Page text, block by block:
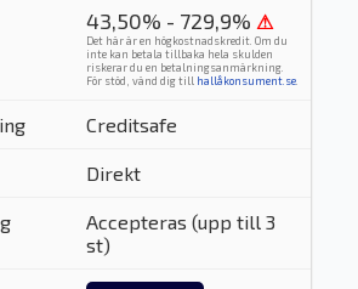
43,50% - 729,9% ⚠
Det här är en högkostnadskredit. Om du
inte kan betala tillbaka hela skulden
riskerar du en betalningsanmärkning.
För stöd, vänd dig till hallåkonsument.se.
Creditsafe
Direkt
Accepteras (upp till 3
st)